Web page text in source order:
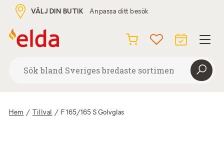
VÄLJ DIN BUTIK Anpassa ditt besök
Hem / Tillval / F 165/165 S Golvglas